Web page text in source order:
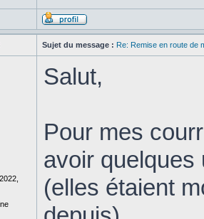
Sujet du message : Re: Remise en route de
Salut,
Pour mes
avoir
(elles étaient